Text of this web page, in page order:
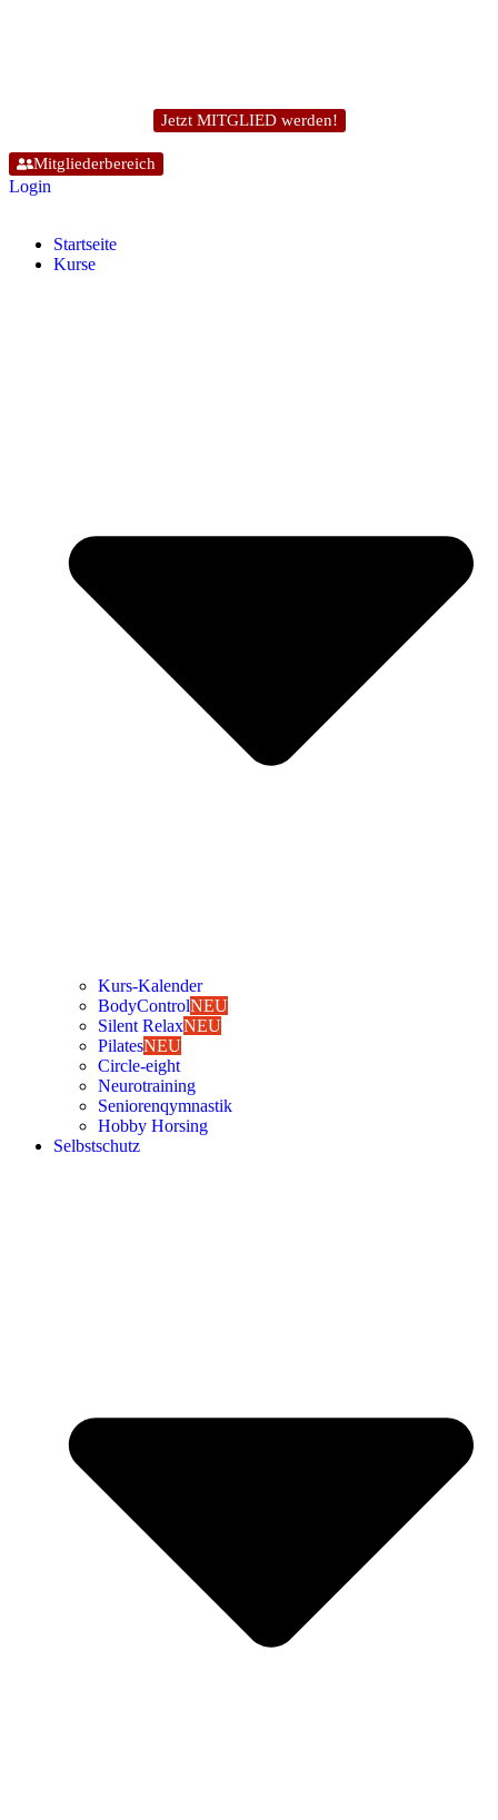
Jetzt MITGLIED werden!
Mitgliederbereich
Login
Start­sei­te
Kur­se
Kurs-Kalen­­der
Body­Con­trolNEU
Silent RelaxNEU
Pila­tesNEU
Cir­cle-eight
Neu­ro­trai­ning
Senio­ren­qym­nas­tik
Hob­by Hor­sing
Selbst­schutz